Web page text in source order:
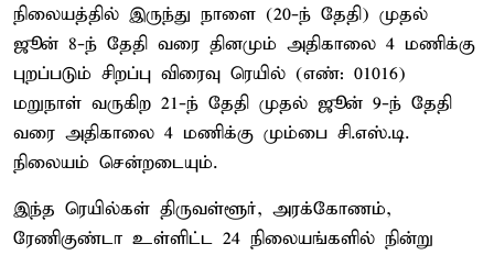
நிலையத்தில் இருந்து நாளை (20-ந் தேதி) முதல்
ஜூன் 8-ந் தேதி வரை தினமும் அதிகாலை 4 மணிக்கு
புறப்படும் சிறப்பு விரைவு ரெயில் (எண்: 01016)
மறுநாள் வருகிற 21-ந் தேதி முதல் ஜூன் 9-ந் தேதி
வரை அதிகாலை 4 மணிக்கு மும்பை சி.எஸ்.டி.
நிலையம் சென்றடையும்.
இந்த ரெயில்கள் திருவள்ளூர், அரக்கோணம்,
ரேணிகுண்டா உள்ளிட்ட 24 நிலையங்களில் நின்று